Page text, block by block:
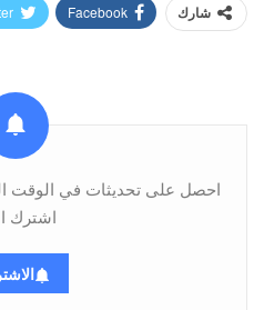
شارك Facebook
احصل على تحديثات في الوقت
اشترك